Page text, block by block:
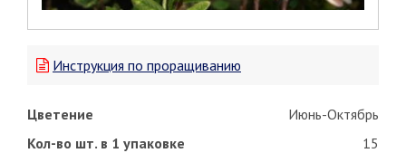
Инструкция по проращиванию
Цветение
Июнь-Октябрь
Кол-во шт. в 1 упаковке
15